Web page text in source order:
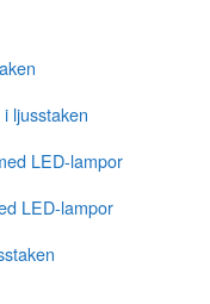
ljusstaken
LED-lampor
LED-lampor